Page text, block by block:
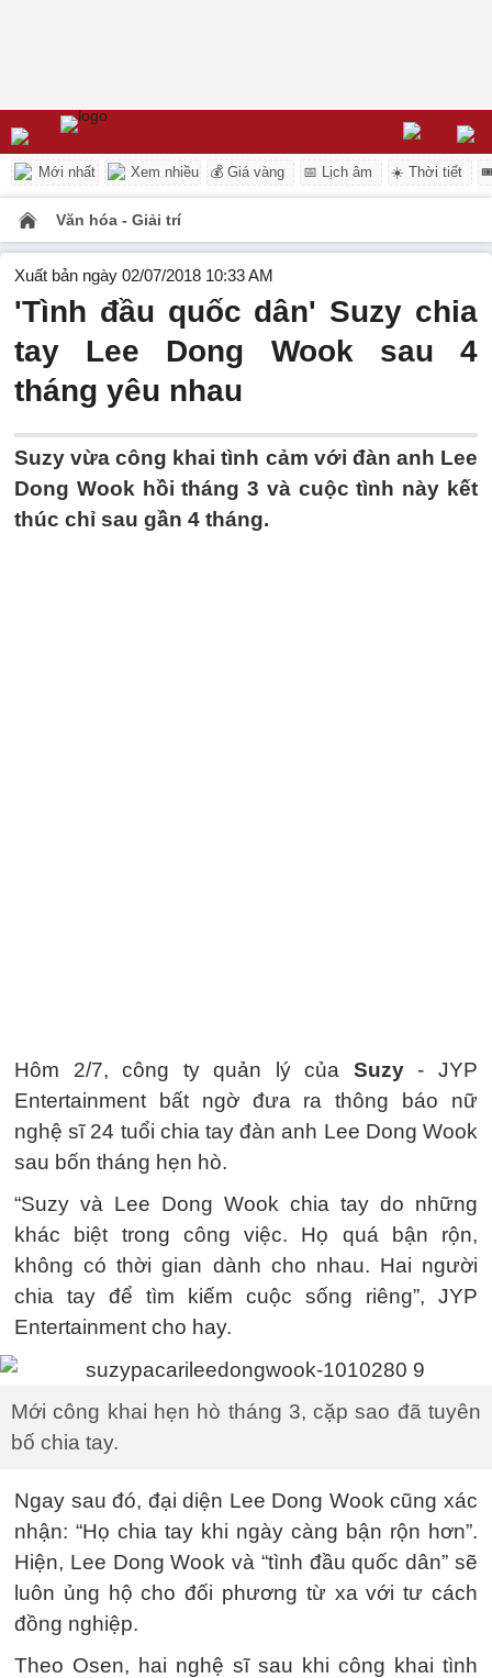
Mới nhất Xem nhiều 💰 Giá vàng 📅 Lịch âm ☀️ Thời tiết
Văn hóa - Giải trí
Xuất bản ngày 02/07/2018 10:33 AM
'Tình đầu quốc dân' Suzy chia
tay Lee Dong Wook sau 4
tháng yêu nhau
Suzy vừa công khai tình cảm với đàn anh Lee
Dong Wook hồi tháng 3 và cuộc tình này kết
thúc chỉ sau gần 4 tháng.
Hôm 2/7, công ty quản lý của Suzy- JYP
Entertainment bất ngờ đưa ra thông báo nữ
nghệ sĩ 24 tuổi chia tay đàn anh Lee Dong Wook
sau bốn tháng hẹn hò.
“Suzy và Lee Dong Wook chia tay do những
khác biệt trong công việc. Họ quá bận rộn,
không có thời gian dành cho nhau. Hai người
chia tay để tìm kiếm cuộc sống riêng”, JYP
Entertainment cho hay.
Mới công khai hẹn hò tháng 3, cặp sao đã tuyên
bố chia tay.
Ngay sau đó, đại diện Lee Dong Wook cũng xác
nhận: “Họ chia tay khi ngày càng bận rộn hơn”.
Hiện, Lee Dong Wook và “tình đầu quốc dân” sẽ
luôn ủng hộ cho đối phương từ xa với tư cách
đồng nghiệp.
Theo Osen, hai nghệ sĩ sau khi công khai tình